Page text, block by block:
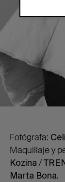
Fotógrafa:
Maquillaje y
Kozina /
Marta Bona.